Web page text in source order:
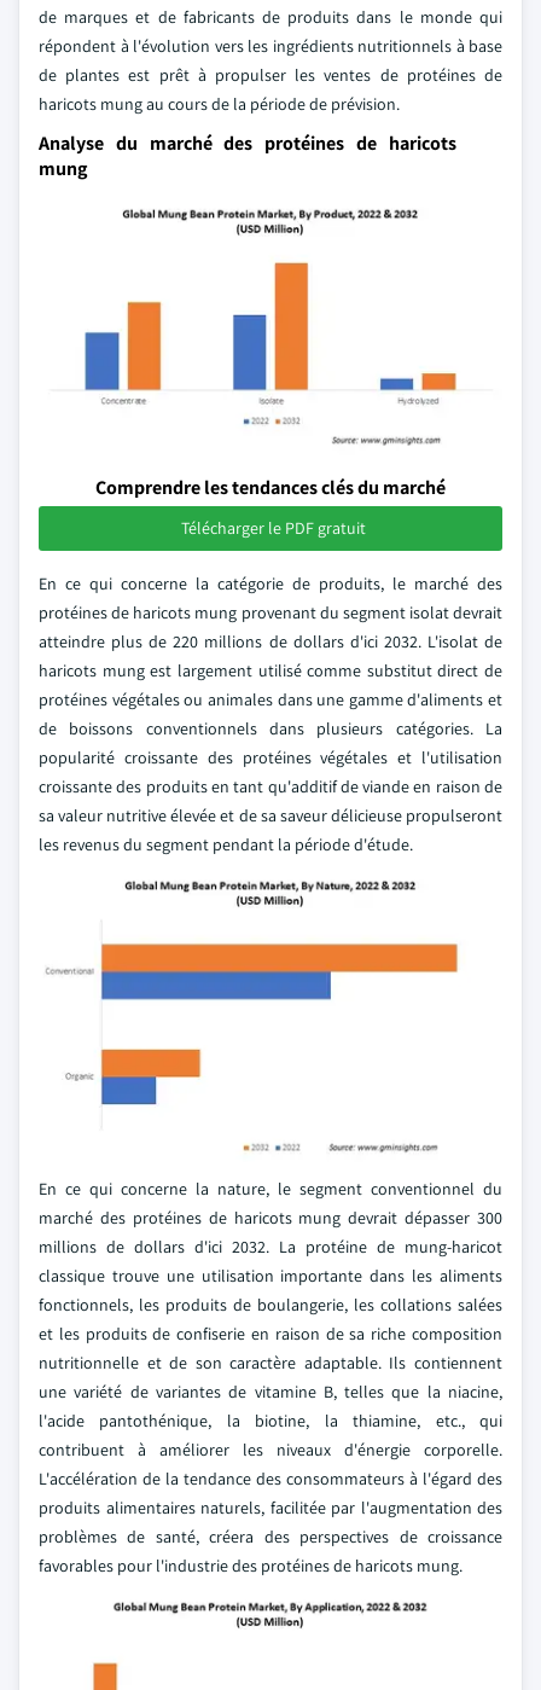
de marques et de fabricants de produits dans le monde qui
répondent à l'évolution vers les ingrédients nutritionnels à base
de plantes est prêt à propulser les ventes de protéines de
haricots mung au cours de la période de prévision.
Analyse du marché des protéines de haricots
mung
Comprendre les tendances clés du marché
Télécharger le PDF gratuit
En ce qui concerne la catégorie de produits, le marché des
protéines de haricots mung provenant du segment isolat devrait
atteindre plus de 220 millions de dollars d'ici 2032. L'isolat de
haricots mung est largement utilisé comme substitut direct de
protéines végétales ou animales dans une gamme d'aliments et
de boissons conventionnels dans plusieurs catégories. La
popularité croissante des protéines végétales et l'utilisation
croissante des produits en tant qu'additif de viande en raison de
sa valeur nutritive élevée et de sa saveur délicieuse propulseront
les revenus du segment pendant la période d'étude.
En ce qui concerne la nature, le segment conventionnel du
marché des protéines de haricots mung devrait dépasser 300
millions de dollars d'ici 2032. La protéine de mung-haricot
classique trouve une utilisation importante dans les aliments
fonctionnels, les produits de boulangerie, les collations salées
et les produits de confiserie en raison de sa riche composition
nutritionnelle et de son caractère adaptable. Ils contiennent
une variété de variantes de vitamine B, telles que la niacine,
l'acide pantothénique, la biotine, la thiamine, etc., qui
contribuent à améliorer les niveaux d'énergie corporelle.
L'accélération de la tendance des consommateurs à l'égard des
produits alimentaires naturels, facilitée par l'augmentation des
problèmes de santé, créera des perspectives de croissance
favorables pour l'industrie des protéines de haricots mung.